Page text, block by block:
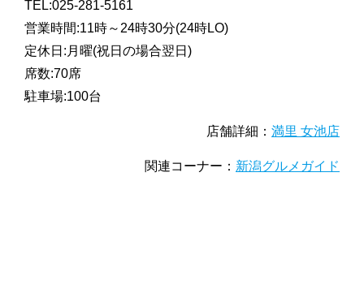
TEL:025-281-5161
営業時間:11時～24時30分(24時LO)
定休日:月曜(祝日の場合翌日)
席数:70席
駐車場:100台
店舗詳細： 満里 女池店
関連コーナー： 新潟グルメガイド